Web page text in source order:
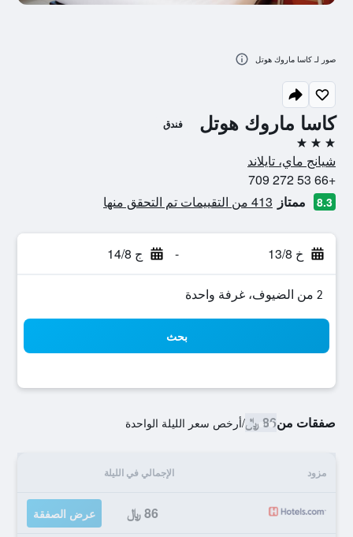
كاسا ماروك هوتل فندق
3 نجوم
شيانج ماي، تايلاند
+66 53 272 709
8.3 ممتاز 413 من التقييمات تم التحقق منها
خ 13/8 - ج 14/8
2 من الضيوف، غرفة واحدة
بحث
صفقات من86 ﷼ /أرخص سعر الليلة الواحدة
مزود الإجمالي في الليلة
86 ﷼ عرض الصفقة
صور لـ كاسا ماروك هوتل